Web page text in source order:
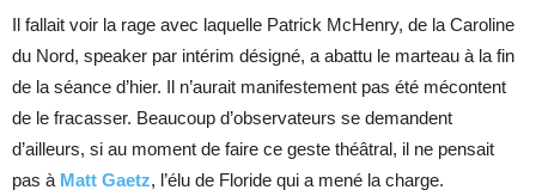
Il fallait voir la rage avec laquelle Patrick McHenry, de la Caroline
du Nord, speaker par intérim désigné, a abattu le marteau à la fin
de la séance d’hier. Il n’aurait manifestement pas été mécontent
de le fracasser. Beaucoup d’observateurs se demandent
d’ailleurs, si au moment de faire ce geste théâtral, il ne pensait
pas à Matt Gaetz, l’élu de Floride qui a mené la charge.